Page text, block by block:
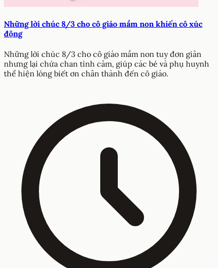
Những lời chúc 8/3 cho cô giáo mầm non khiến cô xúc
động
Những lời chúc 8/3 cho cô giáo mầm non tuy đơn giản
nhưng lại chứa chan tình cảm, giúp các bé và phụ huynh
thể hiện lòng biết ơn chân thành đến cô giáo.